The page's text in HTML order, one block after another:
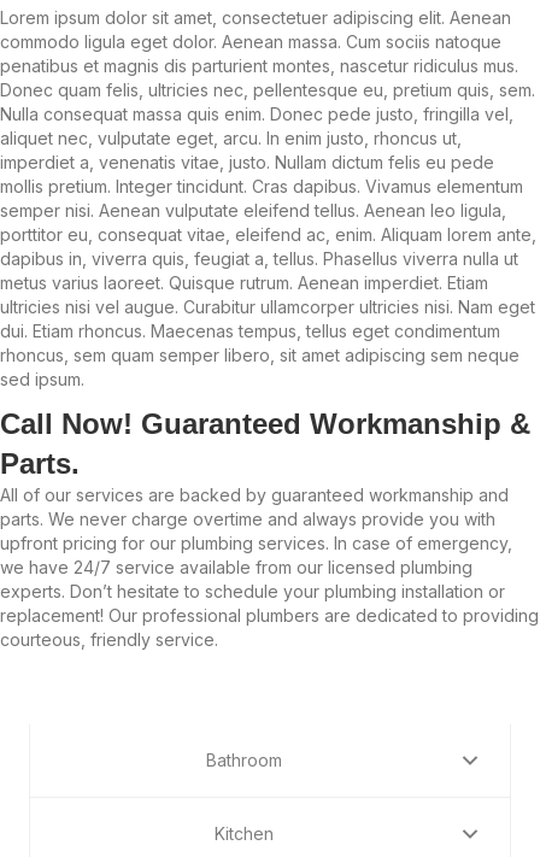
Lorem ipsum dolor sit amet, consectetuer adipiscing elit. Aenean
commodo ligula eget dolor. Aenean massa. Cum sociis natoque
penatibus et magnis dis parturient montes, nascetur ridiculus mus.
Donec quam felis, ultricies nec, pellentesque eu, pretium quis, sem.
Nulla consequat massa quis enim. Donec pede justo, fringilla vel,
aliquet nec, vulputate eget, arcu. In enim justo, rhoncus ut,
imperdiet a, venenatis vitae, justo. Nullam dictum felis eu pede
mollis pretium. Integer tincidunt. Cras dapibus. Vivamus elementum
semper nisi. Aenean vulputate eleifend tellus. Aenean leo ligula,
porttitor eu, consequat vitae, eleifend ac, enim. Aliquam lorem ante,
dapibus in, viverra quis, feugiat a, tellus. Phasellus viverra nulla ut
metus varius laoreet. Quisque rutrum. Aenean imperdiet. Etiam
ultricies nisi vel augue. Curabitur ullamcorper ultricies nisi. Nam eget
dui. Etiam rhoncus. Maecenas tempus, tellus eget condimentum
rhoncus, sem quam semper libero, sit amet adipiscing sem neque
sed ipsum.
Call Now! Guaranteed Workmanship &
Parts.
All of our services are backed by guaranteed workmanship and
parts. We never charge overtime and always provide you with
upfront pricing for our plumbing services. In case of emergency,
we have 24/7 service available from our licensed plumbing
experts. Don’t hesitate to schedule your plumbing installation or
replacement! Our professional plumbers are dedicated to providing
courteous, friendly service.
Bathroom
Kitchen